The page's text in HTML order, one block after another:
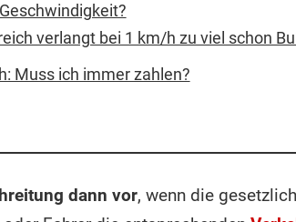
verlangt bei 1 km/h zu viel schon
Muss ich immer zahlen?
dann vor, wenn die